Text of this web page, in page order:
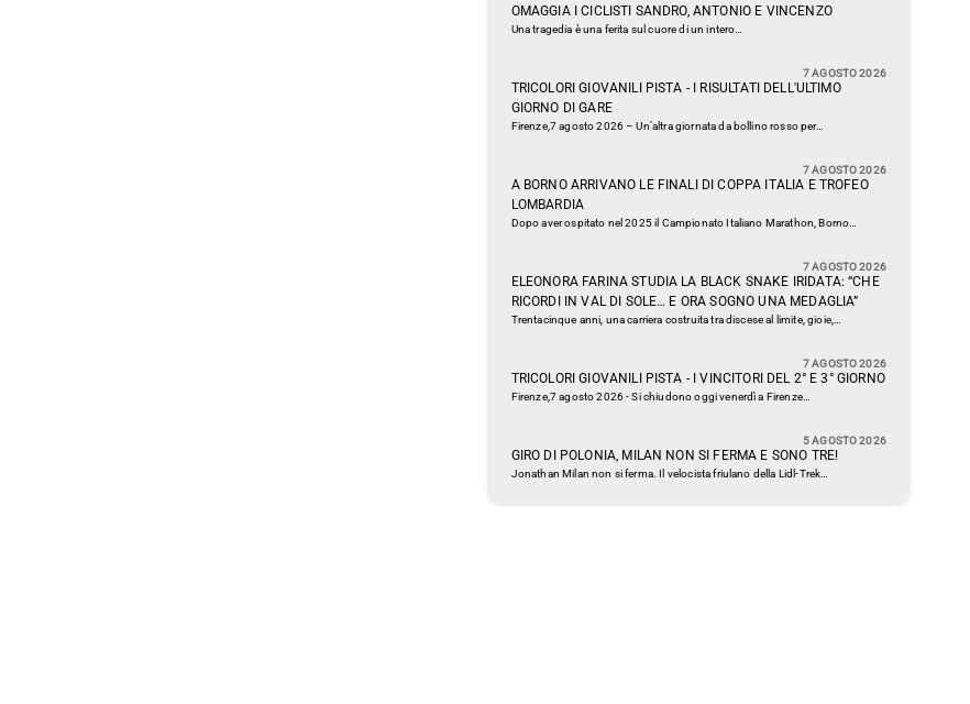
OMAGGIA I CICLISTI SANDRO, ANTONIO E VINCENZO
Una tragedia è una ferita sul cuore di un intero…
7 AGOSTO 2026
TRICOLORI GIOVANILI PISTA - I RISULTATI DELL'ULTIMO
GIORNO DI GARE
Firenze,7 agosto 2026 – Un’altra giornata da bollino rosso per…
7 AGOSTO 2026
A BORNO ARRIVANO LE FINALI DI COPPA ITALIA E TROFEO
LOMBARDIA
Dopo aver ospitato nel 2025 il Campionato Italiano Marathon, Borno…
7 AGOSTO 2026
ELEONORA FARINA STUDIA LA BLACK SNAKE IRIDATA: “CHE
RICORDI IN VAL DI SOLE… E ORA SOGNO UNA MEDAGLIA”
Trentacinque anni, una carriera costruita tra discese al limite, gioie,…
7 AGOSTO 2026
TRICOLORI GIOVANILI PISTA - I VINCITORI DEL 2° E 3° GIORNO
Firenze,7 agosto 2026 - Si chiudono oggi venerdì a Firenze…
5 AGOSTO 2026
GIRO DI POLONIA, MILAN NON SI FERMA E SONO TRE!
Jonathan Milan non si ferma. Il velocista friulano della Lidl-Trek…